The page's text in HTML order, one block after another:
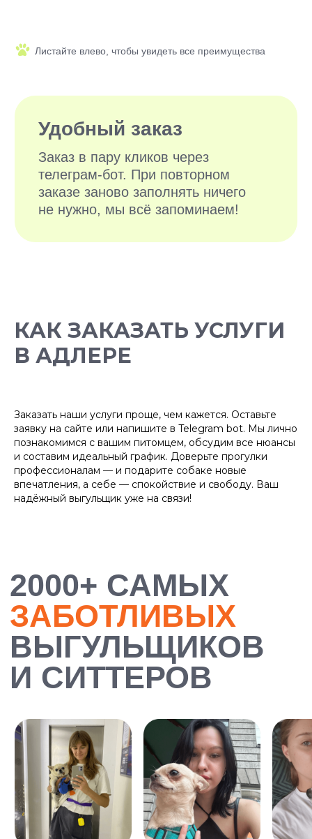
КАК ЗАКАЗАТЬ УСЛУГИ
В АДЛЕРЕ
Заказать наши услуги проще, чем кажется. Оставьте
заявку на сайте или напишите в Telegram bot. Мы лично
познакомимся с вашим питомцем, обсудим все нюансы
и составим идеальный график. Доверьте прогулки
профессионалам — и подарите собаке новые
впечатления, а себе — спокойствие и свободу. Ваш
надёжный выгульщик уже на связи!
ДОВОЛЬНЫХ
ХОЗЯЕВ